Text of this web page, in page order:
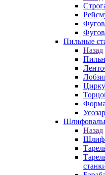
Пильные
Назад
Назад